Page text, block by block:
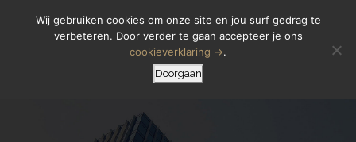
Letselschade Melden 06 14 200 440
Wij gebruiken cookies om onze site en jou surf gedrag te
verbeteren. Door verder te gaan accepteer je ons
cookieverklaring →.
Doorgaan